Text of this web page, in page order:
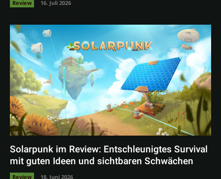
Review 16. Juli 2026
Solarpunk im Review: Entschleunigtes Survival
mit guten Ideen und sichtbaren Schwächen
Review 18. Juni 2026